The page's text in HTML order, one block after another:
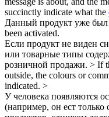
succinctly indicate what the
Данный продукт уже был
been activated.
Если продукт не виден
или товарные типы
розничной продажи. > If
outside, the colours or
indicated. >
У человека появляются
(например, он ест только